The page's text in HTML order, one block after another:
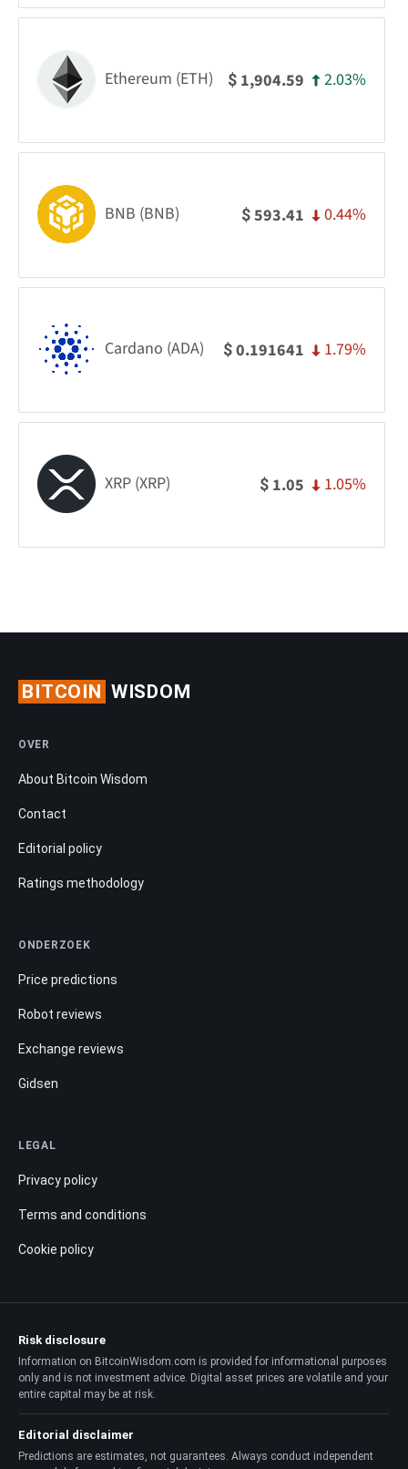
Ethereum (ETH) $ 1,904.59 2.03%
BNB (BNB) $593.41 0.44%
Cardano (ADA) $0.191641 1.79%
XRP (XRP) $ 1.05 1.05%
BITCOIN WISDOM
OVER
About Bitcoin Wisdom
Contact
Editorial policy
Ratings methodology
ONDERZOEK
Price predictions
Robot reviews
Exchange reviews
Gidsen
LEGAL
Privacy policy
Terms and conditions
Cookie policy
Risk disclosure
Information on BitcoinWisdom.com is provided for informational purposes
only and is not investment advice. Digital asset prices are volatile and your
entire capital may be at risk.
Editorial disclaimer
Predictions are estimates, not guarantees. Always conduct independent